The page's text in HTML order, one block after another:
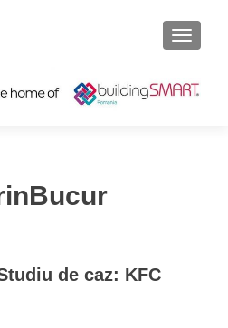
de caz: KFC